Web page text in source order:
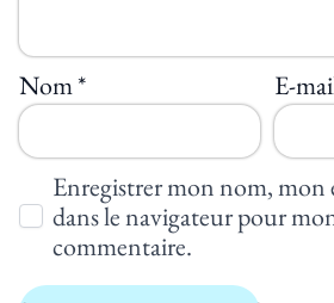
Nom* E-
Enregistrer mon nom, mon
dans le navigateur pour
commentaire.